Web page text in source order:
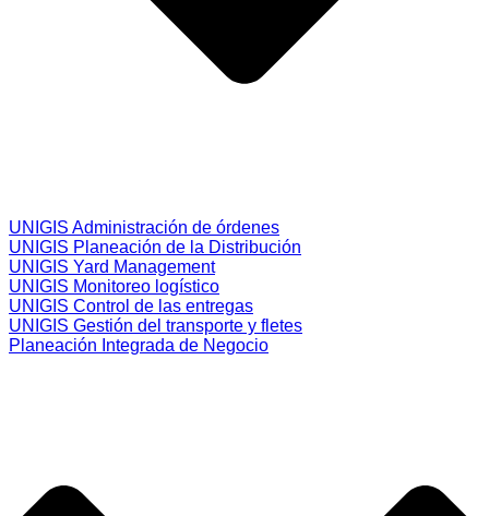
UNIGIS Administración de órdenes
UNIGIS Planeación de la Distribución
UNIGIS Yard Management
UNIGIS Monitoreo logístico
UNIGIS Control de las entregas
UNIGIS Gestión del transporte y fletes
Planeación Integrada de Negocio